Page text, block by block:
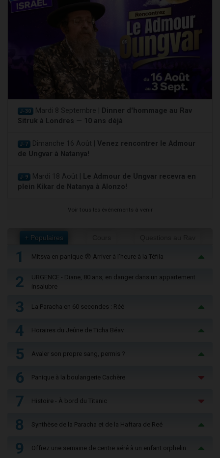
J-30 Mardi 8 Septembre |
Dinner d'hommage au Rav
Sitruk à Londres — 10 ans déjà
J-7 Dimanche 16 Août | Venez rencontrer le Admour
de Ungvar à Natanya!
J-9 Mardi 18 Août |
Le Admour de Ungvar recevra en
plein Kikar de Natanya à Alonzo!
Voir tous les événements à venir
+ Populaires
1 Mitsva en panique 😨 Arriver à l'heure à la Téfila
2
URGENCE - Diane, 80 ans, en danger dans un appartement
insalubre
3 La Paracha en 60 secondes : Réé
4 Horaires du Jeûne de Ticha Béav
5 Avaler son propre sang, permis ?
6 Panique à la boulangerie Cachère
7 Histoire - À bord du Titanic
8 Synthèse de la Paracha et de la Haftara de Reé
9 Offrez une semaine de centre aéré à un enfant orphelin